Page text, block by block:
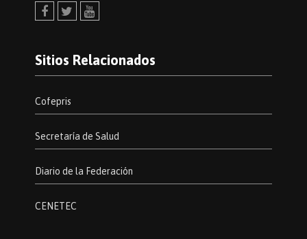
Sitios Relacionados
Cofepris
Secretaría de Salud
Diario de la Federación
CENETEC